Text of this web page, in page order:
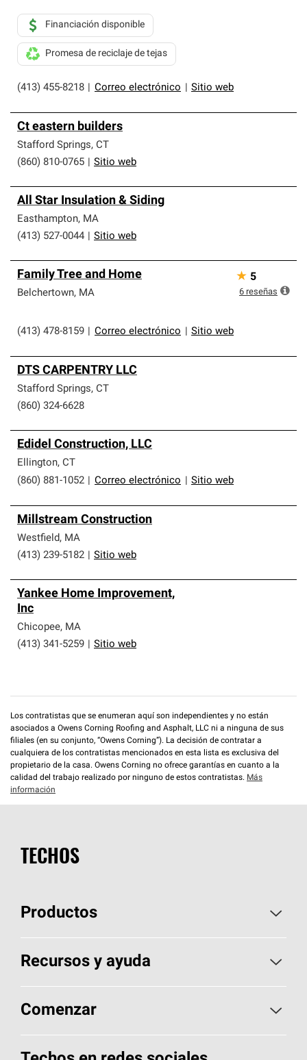
(413) 455-8218 Correo electrónico Sitio web
Financiación disponible
Promesa de reciclaje de tejas
Ct eastern builders
Stafford Springs, CT
(860) 810-0765
Sitio web
All Star Insulation & Siding
Easthampton, MA
(413) 527-0044
Sitio web
Family Tree and Home
Belchertown, MA
(413) 478-8159 Correo electrónico Sitio web
★ 5
6 reseñas
DTS CARPENTRY LLC
Stafford Springs, CT
(860) 324-6628
Edidel Construction, LLC
Ellington, CT
(860) 881-1052
Correo electrónico Sitio web
Millstream Construction
Westfield, MA
(413) 239-5182
Sitio web
Yankee Home Improvement,
Inc
Chicopee, MA
(413) 341-5259
Sitio web
Los contratistas que se enumeran aquí son independientes y no están
asociados a Owens Corning Roofing and Asphalt, LLC ni a ninguna de sus
filiales (en su conjunto, “Owens Corning”). La decisión de contratar a
cualquiera de los contratistas mencionados en esta lista es exclusiva del
propietario de la casa. Owens Corning no ofrece garantías en cuanto a la
calidad del trabajo realizado por ninguno de estos contratistas. Más
información
TECHOS
Productos
Elija sus tejas
Encuentre un contratista
Recursos y ayuda
Aspectos básicos sobre techos
Herramientas de diseño y color
Comenzar
Llame al 1-800-GET-PINK®